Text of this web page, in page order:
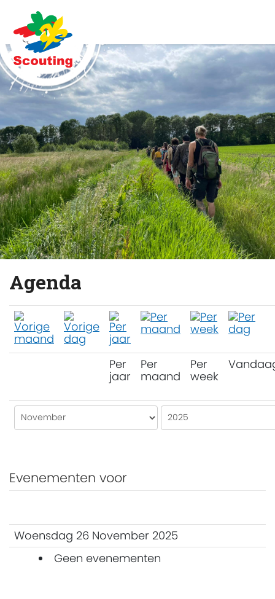
Agenda
Per
jaar
Per
maand
Per
week
Evenementen voor
Woensdag 26 November 2025
Geen evenementen